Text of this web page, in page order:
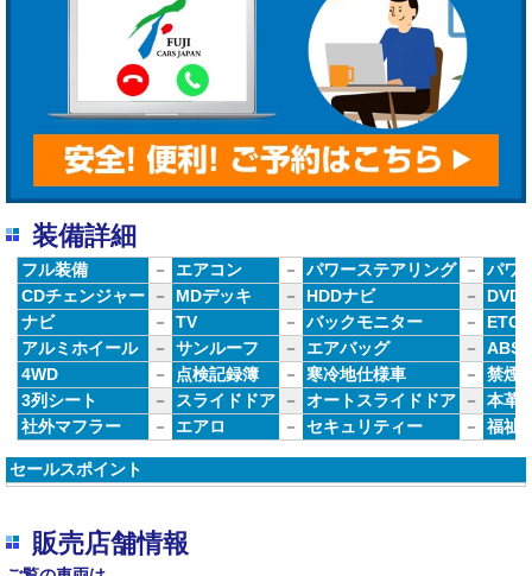
装備詳細
フル装備 － エアコン － パワーステアリング －
パワ
CDチェンジャー
－ MDデッキ － HDDナビ －
DVD
ナビ
－ TV － バックモニター －
ETC
アルミホイール
－ サンルーフ － エアバッグ －
ABS
4WD
－ 点検記録簿 － 寒冷地仕様車 －
禁煙
3列シート
－ スライドドア － オートスライドドア －
本革
社外マフラー
－ エアロ － セキュリティー － 福祉
セールスポイント
販売店舗情報